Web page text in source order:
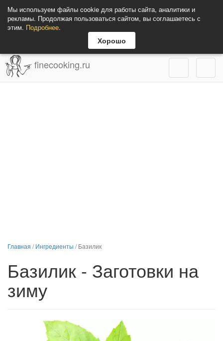
Мы используем файлы cookie для работы сайта, аналитики и
рекламы. Продолжая пользоваться сайтом, вы соглашаетесь с
этим. Подробнее.
Хорошо
finecooking.ru
Главная /Ингредиенты /Базилик
Базилик - Заготовки на
зиму